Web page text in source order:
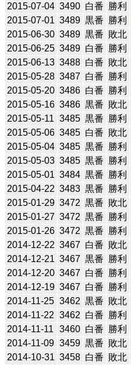
2015-07-04 3490 白番 勝利
2015-07-01 3489 黒番 勝利
2015-06-30 3489 黒番 敗北
2015-06-25 3489 白番 勝利
2015-06-13 3488 白番 敗北
2015-05-28 3487 白番 勝利
2015-05-20 3486 白番 勝利
2015-05-16 3486 黒番 敗北
2015-05-11 3485 黒番 勝利
2015-05-06 3485 白番 敗北
2015-05-04 3485 黒番 勝利
2015-05-03 3485 黒番 勝利
2015-05-01 3484 黒番 勝利
2015-04-22 3483 黒番 勝利
2015-01-29 3472 黒番 敗北
2015-01-27 3472 黒番 勝利
2015-01-26 3472 黒番 勝利
2014-12-22 3467 白番 敗北
2014-12-21 3467 黒番 勝利
2014-12-20 3467 白番 勝利
2014-12-19 3467 白番 勝利
2014-11-25 3462 黒番 敗北
2014-11-22 3462 白番 勝利
2014-11-11
3460 白番 勝利
2014-11-09 3459 黒番 敗北
2014-10-31 3458 白番 敗北